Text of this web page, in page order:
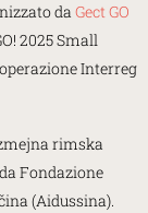
daGect GO
2025 Small
Interreg
rimska
Fondazione
(Aidussina).